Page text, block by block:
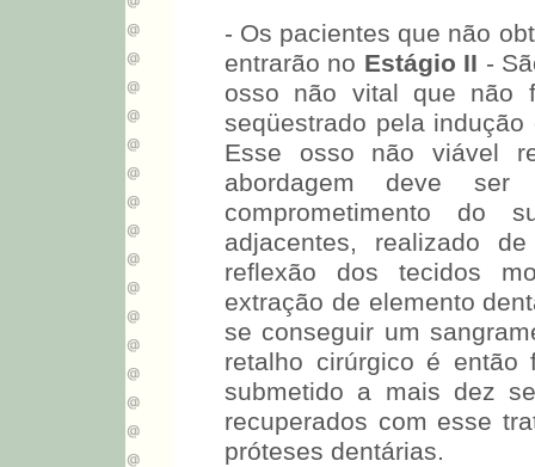
- Os pacientes que não
entrarão no Estágio II -
osso não vital que não
seqüestrado pela
Esse osso não viável
abordagem deve
comprometimento do
adjacentes, realizado
reflexão dos tecidos
extração de elemento
se conseguir um
retalho cirúrgico é então
submetido a mais dez
recuperados com esse
próteses dentárias.